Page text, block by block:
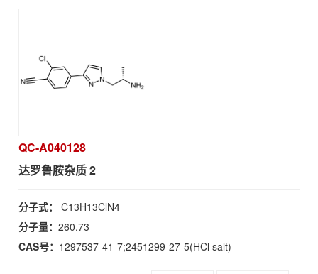
QC-A040128
达罗鲁胺杂质 2
分子式： C13H13ClN4
分子量： 260.73
CAS号： 1297537-41-7;2451299-27-5(HCl salt)